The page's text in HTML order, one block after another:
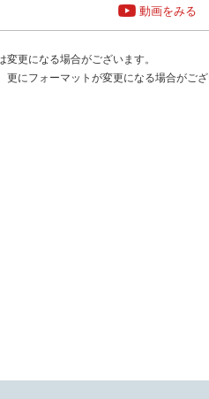
動画をみる
更になる場合がございます。
更にフォーマットが変更になる場合がござ